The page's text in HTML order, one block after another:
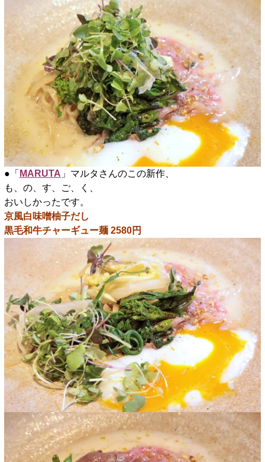
●「 MARUTA 」マルタさんのこの新作、
も、の、す、ご、く、
おいしかったです。
京風白味噌柚子だし
黒毛和牛チャーギュー麺 2580円